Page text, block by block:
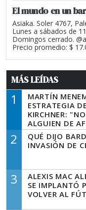
El mundo en un
Asiaka. Soler 4767,
Lunes a sábados de
Domingos cerrado.
Precio promedio: $
MÁS LEÍDAS
1
MARTÍN
ESTRATEGIA
KIRCHNER:
ALGUIEN DE
DECIR A LA
TIENE QUE
2
QUÉ DIJO
INVASIÓN DE
3
ALEXIS MAC
SE IMPLANTÓ
VOLVER AL